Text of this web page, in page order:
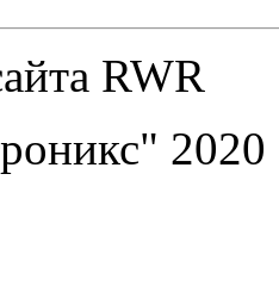
RWR
2020